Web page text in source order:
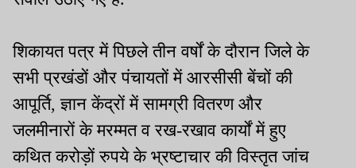
शिकायत पत्र में पिछले तीन वर्षों के दौरान जिले के
सभी प्रखंडों और पंचायतों में आरसीसी बेंचों की
आपूर्ति, ज्ञान केंद्रों में सामग्री वितरण और
जलमीनारों के मरम्मत व रख-रखाव कार्यों में हुए
कथित करोड़ों रुपये के भ्रष्टाचार की विस्तृत जांच